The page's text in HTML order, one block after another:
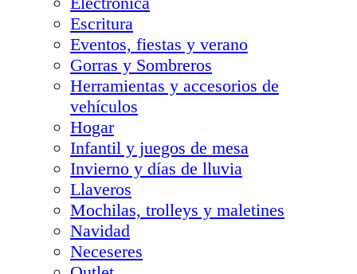
Escritura
Eventos, fiestas y verano
Gorras y Sombreros
Herramientas y accesorios de
vehículos
Hogar
Infantil y juegos de mesa
Invierno y días de lluvia
Llaveros
Mochilas, trolleys y maletines
Navidad
Neceseres